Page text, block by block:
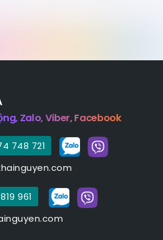
Zalo, Viber, Facebook
748 721
961